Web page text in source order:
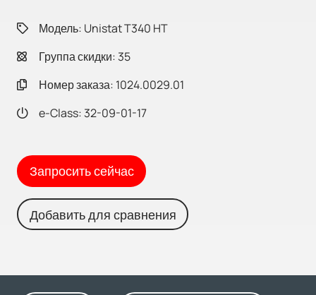
Модель: Unistat T340 HT
Группа скидки: 35
Номер заказа: 1024.0029.01
e-Class: 32-09-01-17
Запросить сейчас
Добавить для сравнения